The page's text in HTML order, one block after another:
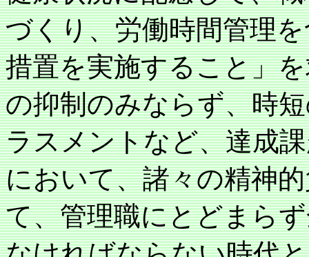
づくり、労働時間管理
措置を実施すること」
の抑制のみならず、時
ラスメントなど、達成
において、諸々の精神
て、管理職にとどまら